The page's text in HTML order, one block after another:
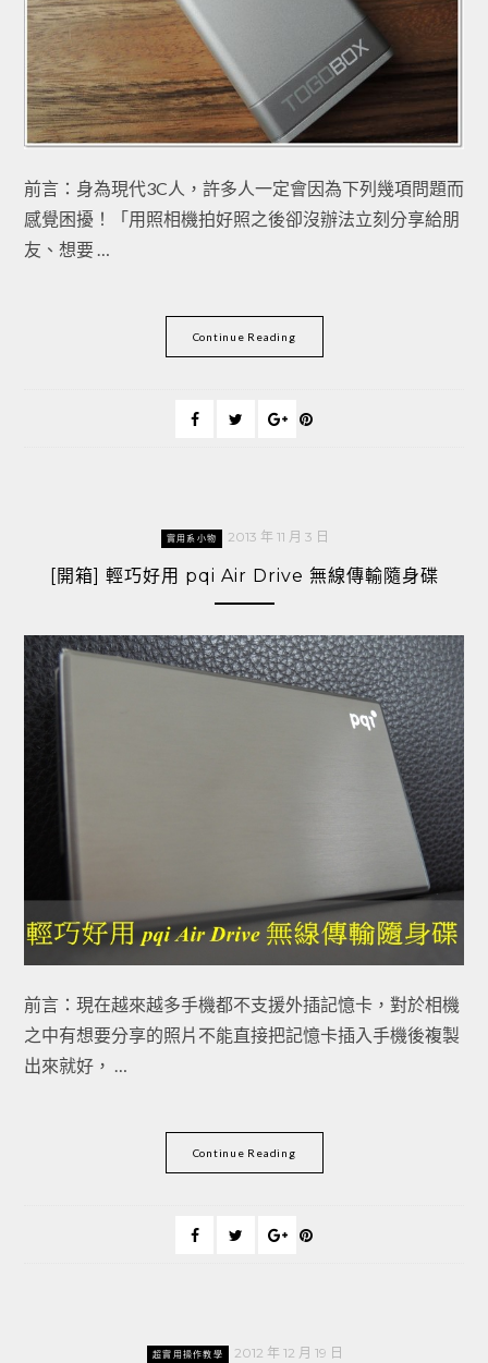
前言：身為現代3C人，許多人一定會因為下列幾項問題而
感覺困擾！「用照相機拍好照之後卻沒辦法立刻分享給朋
友、想要 …
Continue Reading
實用系小物 2013 年 11 月 3 日
[開箱] 輕巧好用 pqi Air Drive 無線傳輸隨身碟
前言：現在越來越多手機都不支援外插記憶卡，對於相機
之中有想要分享的照片不能直接把記憶卡插入手機後複製
出來就好， …
Continue Reading
超實用操作教學 2012 年 12 月 19 日